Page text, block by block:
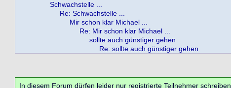
Schwachstelle ...
Re: Schwachstelle ...
Mir schon klar Michael ...
Re: Mir schon klar Michael ...
sollte auch günstiger gehen
Re: sollte auch günstiger gehen
In diesem Forum dürfen leider nur registrierte Teilnehmer schreiben.